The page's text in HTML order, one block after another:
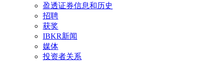
盈透证券信息和历史
招聘
获奖
IBKR新闻
媒体
投资者关系